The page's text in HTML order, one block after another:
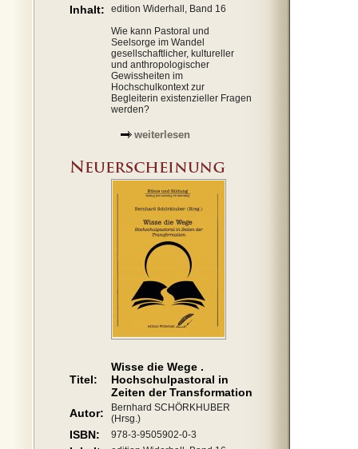
Inhalt:
edition Widerhall, Band 16
Wie kann Pastoral und
Seelsorge im Wandel
gesellschaftlicher, kultureller
und anthropologischer
Gewissheiten im
Hochschulkontext zur
Begleiterin existenzieller Fragen
werden?
weiterlesen
Titel:
Wisse die Wege .
Hochschulpastoral in
Zeiten der Transformation
Autor:
Bernhard SCHÖRKHUBER
(Hrsg.)
ISBN: 978-3-9505902-0-3